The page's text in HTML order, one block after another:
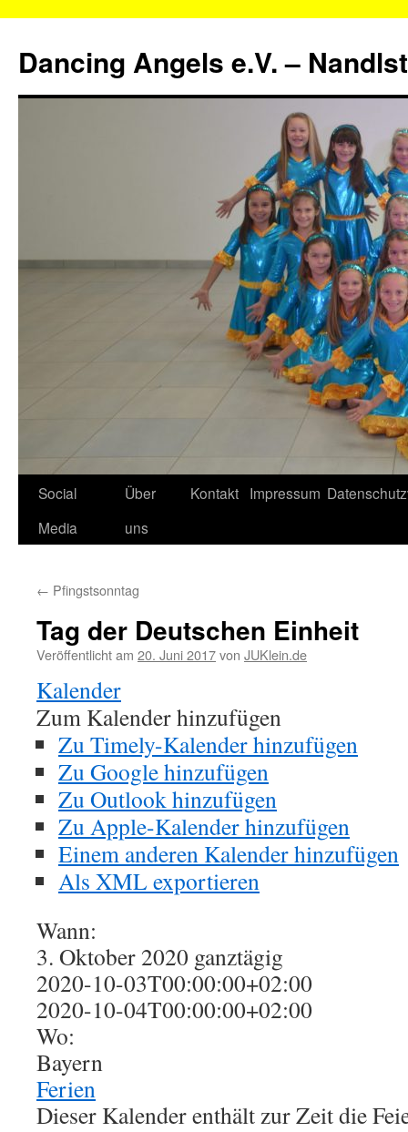
springen
Dancing Angels e.V. –
Social
Media
Über
uns
Kontakt Impressum
← Pfingstsonntag
Tag der Deutschen Einheit
Veröffentlicht am 20. Juni 2017von JUKlein.de
Kalender
Zum Kalender hinzufügen
Zu Timely-Kalender hinzufügen
Zu Google hinzufügen
Zu Outlook hinzufügen
Zu Apple-Kalender hinzufügen
Einem anderen Kalender hinzufügen
Als XML exportieren
Wann:
3. Oktober 2020 ganztägig
2020-10-03T00:00:00+02:00
2020-10-04T00:00:00+02:00
Wo:
Bayern
Ferien
Dieser Kalender enthält zur Zeit die